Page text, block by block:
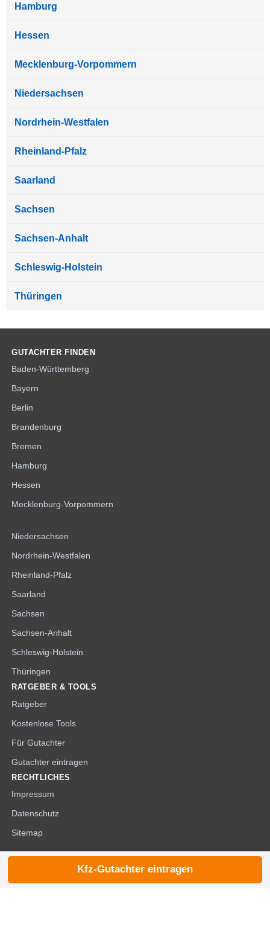
Hamburg
Hessen
Mecklenburg-Vorpommern
Niedersachsen
Nordrhein-Westfalen
Rheinland-Pfalz
Saarland
Sachsen
Sachsen-Anhalt
Schleswig-Holstein
Thüringen
GUTACHTER FINDEN
Baden-Württemberg
Bayern
Berlin
Brandenburg
Bremen
Hamburg
Hessen
Mecklenburg-Vorpommern
Niedersachsen
Nordrhein-Westfalen
Rheinland-Pfalz
Saarland
Sachsen
Sachsen-Anhalt
Schleswig-Holstein
Thüringen
RATGEBER & TOOLS
Ratgeber
Kostenlose Tools
Für Gutachter
Gutachter eintragen
RECHTLICHES
Impressum
Datenschutz
Sitemap
© 2026 die-kfzgutachter.de
Kfz-Gutachter eintragen